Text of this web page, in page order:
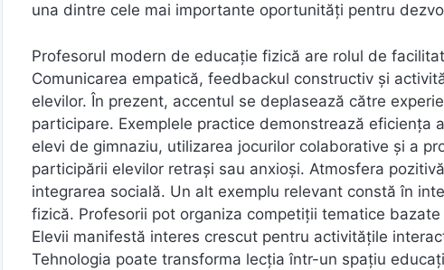
una dintre cele mai importante oportunități pentru
Profesorul modern de educație fizică are rolul de
Comunicarea empatică, feedbackul constructiv și
elevilor. În prezent, accentul se deplasează către
participare. Exemplele practice demonstrează
elevi de gimnaziu, utilizarea jocurilor colaborative și a
participării elevilor retrași sau anxioși. Atmosfera
integrarea socială. Un alt exemplu relevant constă în
fizică. Profesorii pot organiza competiții tematice
Elevii manifestă interes crescut pentru activitățile
Tehnologia poate transforma lecția într-un spațiu